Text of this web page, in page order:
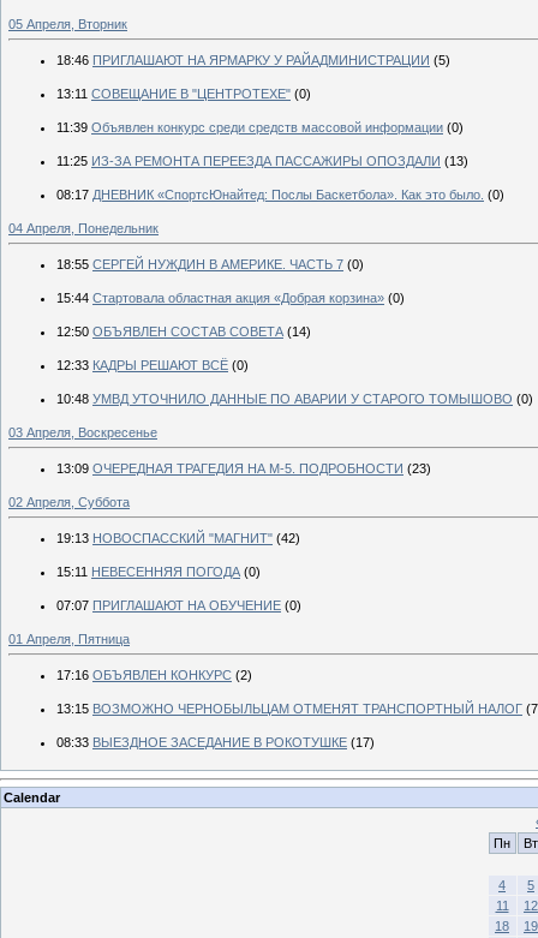
05 Апреля, Вторник
18:46 ПРИГЛАШАЮТ НА ЯРМАРКУ У РАЙАДМИНИСТРАЦИИ (5)
13:11 СОВЕЩАНИЕ В "ЦЕНТРОТЕХЕ" (0)
11:39 Объявлен конкурс среди средств массовой информации (0)
11:25 ИЗ-ЗА РЕМОНТА ПЕРЕЕЗДА ПАССАЖИРЫ ОПОЗДАЛИ (13)
08:17 ДНЕВНИК «СпортсЮнайтед: Послы Баскетбола». Как это было. (0)
04 Апреля, Понедельник
18:55 СЕРГЕЙ НУЖДИН В АМЕРИКЕ. ЧАСТЬ 7 (0)
15:44 Стартовала областная акция «Добрая корзина» (0)
12:50 ОБЪЯВЛЕН СОСТАВ СОВЕТА (14)
12:33 КАДРЫ РЕШАЮТ ВСЁ (0)
10:48 УМВД УТОЧНИЛО ДАННЫЕ ПО АВАРИИ У СТАРОГО ТОМЫШОВО (0)
03 Апреля, Воскресенье
13:09 ОЧЕРЕДНАЯ ТРАГЕДИЯ НА М-5. ПОДРОБНОСТИ (23)
02 Апреля, Суббота
19:13 НОВОСПАССКИЙ "МАГНИТ" (42)
15:11 НЕВЕСЕННЯЯ ПОГОДА (0)
07:07 ПРИГЛАШАЮТ НА ОБУЧЕНИЕ (0)
01 Апреля, Пятница
17:16 ОБЪЯВЛЕН КОНКУРС (2)
13:15 ВОЗМОЖНО ЧЕРНОБЫЛЬЦАМ ОТМЕНЯТ ТРАНСПОРТНЫЙ НАЛОГ
08:33 ВЫЕЗДНОЕ ЗАСЕДАНИЕ В РОКОТУШКЕ (17)
Calendar
Пн
Вт
4
5
11
12
18
19